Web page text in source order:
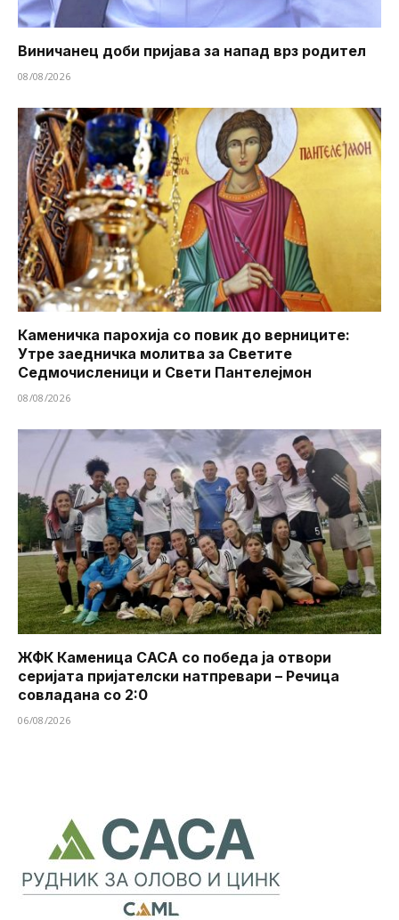
Виничанец доби пријава за напад врз родител
08/08/2026
Каменичка парохија со повик до верниците:
Утре заедничка молитва за Светите
Седмочисленици и Свети Пантелејмон
08/08/2026
ЖФК Каменица САСА со победа ја отвори
серијата пријателски натпревари – Речица
совладана со 2:0
06/08/2026